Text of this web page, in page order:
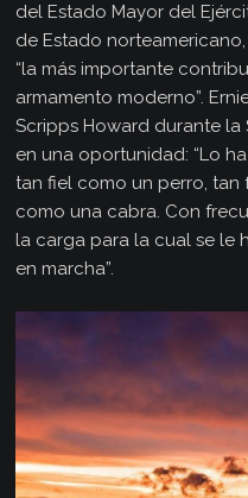
del Estado Mayor del
de Estado
“la más importante
armamento moderno”.
Scripps Howard durante la
en una oportunidad: “Lo
tan fiel como un perro,
como una cabra. Con
la carga para la cual se le
en marcha”.